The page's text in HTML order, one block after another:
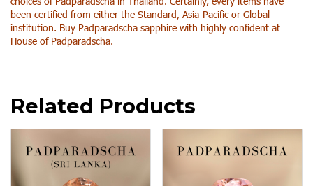
been certified from either the Standard, Asia-Pacific or Global
institution. Buy Padparadscha sapphire with highly confident at
House of Padparadscha.
Related Products